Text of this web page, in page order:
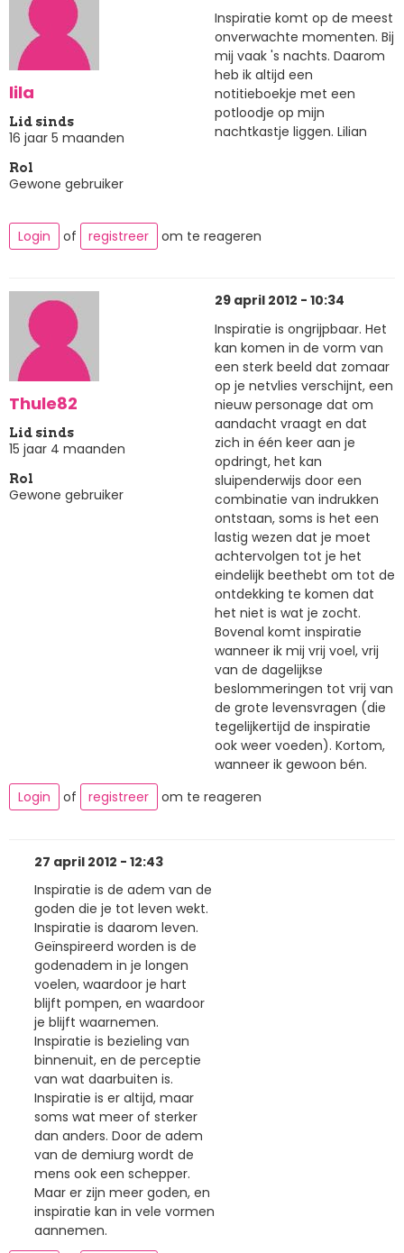
lila
Lid sinds
16 jaar 5 maanden
Rol
Gewone gebruiker
Inspiratie komt op de meest
onverwachte momenten. Bij
mij vaak 's nachts. Daarom
heb ik altijd een
notitieboekje met een
potloodje op mijn
nachtkastje liggen. Lilian
Login of registreer om te reageren
Thule82
Lid sinds
15 jaar 4 maanden
Rol
Gewone gebruiker
29 april 2012 - 10:34
Inspiratie is ongrijpbaar. Het
kan komen in de vorm van
een sterk beeld dat zomaar
op je netvlies verschijnt, een
nieuw personage dat om
aandacht vraagt en dat
zich in één keer aan je
opdringt, het kan
sluipenderwijs door een
combinatie van indrukken
ontstaan, soms is het een
lastig wezen dat je moet
achtervolgen tot je het
eindelijk beethebt om tot de
ontdekking te komen dat
het niet is wat je zocht.
Bovenal komt inspiratie
wanneer ik mij vrij voel, vrij
van de dagelijkse
beslommeringen tot vrij van
de grote levensvragen (die
tegelijkertijd de inspiratie
ook weer voeden). Kortom,
wanneer ik gewoon bén.
Login
of registreer om te reageren
27 april 2012 - 12:43
Inspiratie is de adem van de
goden die je tot leven wekt.
Inspiratie is daarom leven.
Geïnspireerd worden is de
godenadem in je longen
voelen, waardoor je hart
blijft pompen, en waardoor
je blijft waarnemen.
Inspiratie is bezieling van
binnenuit, en de perceptie
van wat daarbuiten is.
Inspiratie is er altijd, maar
soms wat meer of sterker
dan anders. Door de adem
van de demiurg wordt de
mens ook een schepper.
Maar er zijn meer goden, en
inspiratie kan in vele vormen
aannemen.